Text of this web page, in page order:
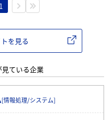
1
を見る
ている企業
[情報処理/システム]